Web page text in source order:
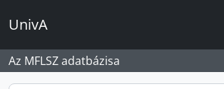
UnivA
Az MFLSZ adatbázisa